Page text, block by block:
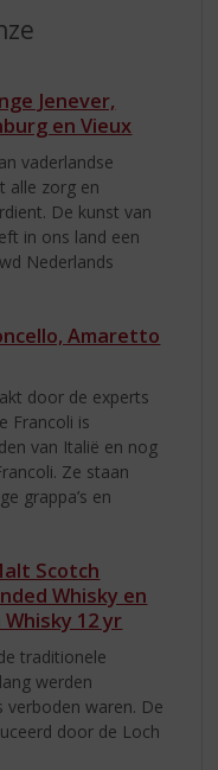
Jenever,
en Vieux
vaderlandse
alle zorg en
De kunst van
in ons land een
Nederlands
Amaretto
door de experts
Francoli is
van Italië en nog
Ze staan
grappa’s en
Scotch
Whisky en
12 yr
traditionele
werden
verboden waren. De
door de Loch